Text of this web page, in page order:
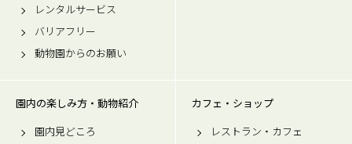
レンタルサービス
バリアフリー
動物園からのお願い
園内の楽しみ方・動物紹介
園内見どころ
カフェ・ショップ
レストラン・カフェ